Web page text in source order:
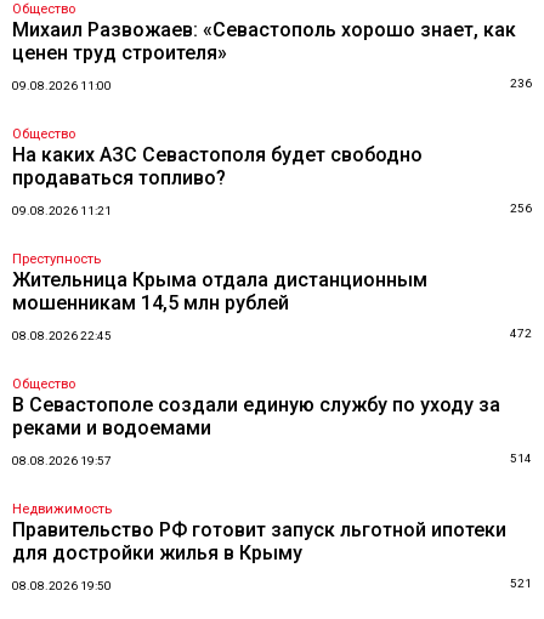
Общество
Михаил Развожаев: «Севастополь хорошо знает, как
ценен труд строителя»
09.08.2026 11:00 236
Общество
На каких АЗС Севастополя будет свободно
продаваться топливо?
09.08.2026 11:21 256
Преступность
Жительница Крыма отдала дистанционным
мошенникам 14,5 млн рублей
08.08.2026 22:45 472
Общество
В Севастополе создали единую службу по уходу за
реками и водоемами
08.08.2026 19:57 514
Недвижимость
Правительство РФ готовит запуск льготной ипотеки
для достройки жилья в Крыму
08.08.2026 19:50 521